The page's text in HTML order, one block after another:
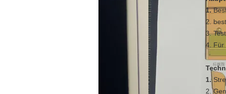
1.
2.
3.
4. Für
1.
2.